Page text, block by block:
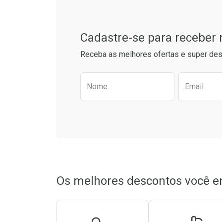
Ativar Desconto
Cadastre-se para receber
Receba as melhores ofertas e super
Preencha o formulário
Nome Email
Os melhores descontos você